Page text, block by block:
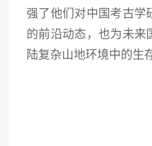
强了他们对中国考古学
的前沿动态，也为未来
陆复杂山地环境中的生